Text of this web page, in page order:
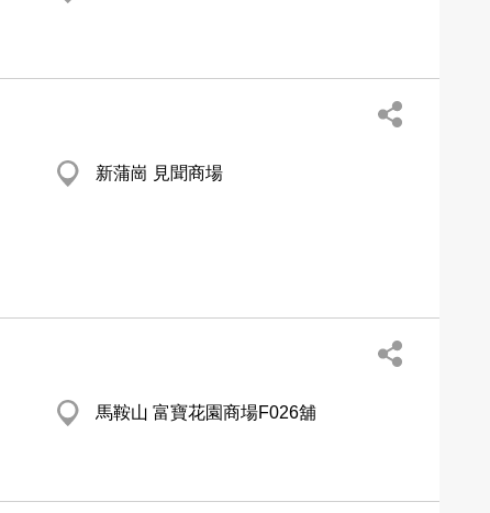
新蒲崗 見聞商場
馬鞍山 富寶花園商場F026舖